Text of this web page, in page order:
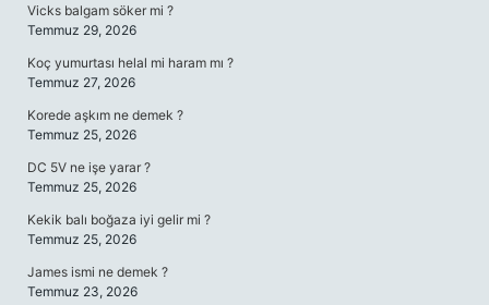
Vicks balgam söker mi ?
Temmuz 29, 2026
Koç yumurtası helal mi haram mı ?
Temmuz 27, 2026
Korede aşkım ne demek ?
Temmuz 25, 2026
DC 5V ne işe yarar ?
Temmuz 25, 2026
Kekik balı boğaza iyi gelir mi ?
Temmuz 25, 2026
James ismi ne demek ?
Temmuz 23, 2026